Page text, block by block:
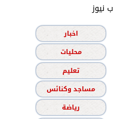
نيوز
اخبار
محليات
تعليم
مساجد وكنائس
رياضة